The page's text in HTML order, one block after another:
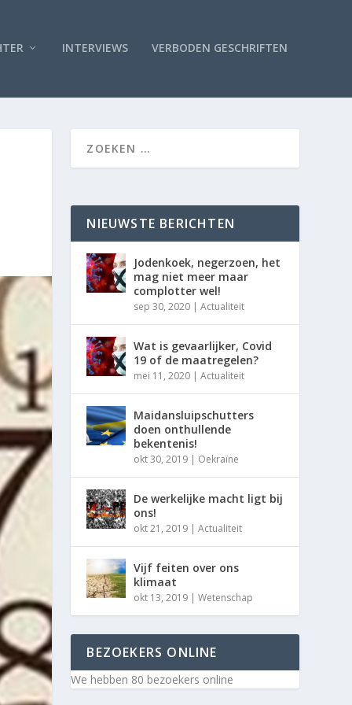
INTERVIEWS VERBODEN GESCHRIFTEN
NIEUWSTE BERICHTEN
Jodenkoek, negerzoen, het
mag niet meer maar
complotter wel!
sep 30, 2020 |Actualiteit
Wat is gevaarlijker, Covid
19 of de maatregelen?
mei 11, 2020 |Actualiteit
Maidansluipschutters
doen onthullende
bekentenis!
okt 30, 2019 | Oekraïne
De werkelijke macht ligt bij
ons!
okt 21, 2019 |Actualiteit
Vijf feiten over ons
klimaat
okt 13, 2019 |Wetenschap
BEZOEKERS ONLINE
We hebben 80 bezoekers online